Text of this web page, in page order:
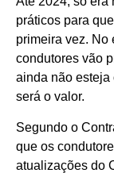
práticos para
primeira vez. No
condutores vão
ainda não esteja
será o valor.
Segundo o
que os
atualizações do